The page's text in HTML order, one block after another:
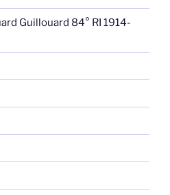
Guillouard 84° RI 1914-